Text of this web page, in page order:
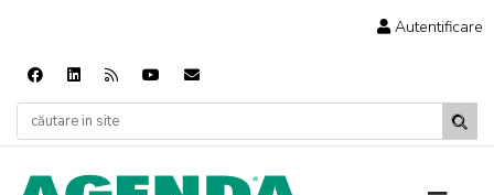
Autentificare